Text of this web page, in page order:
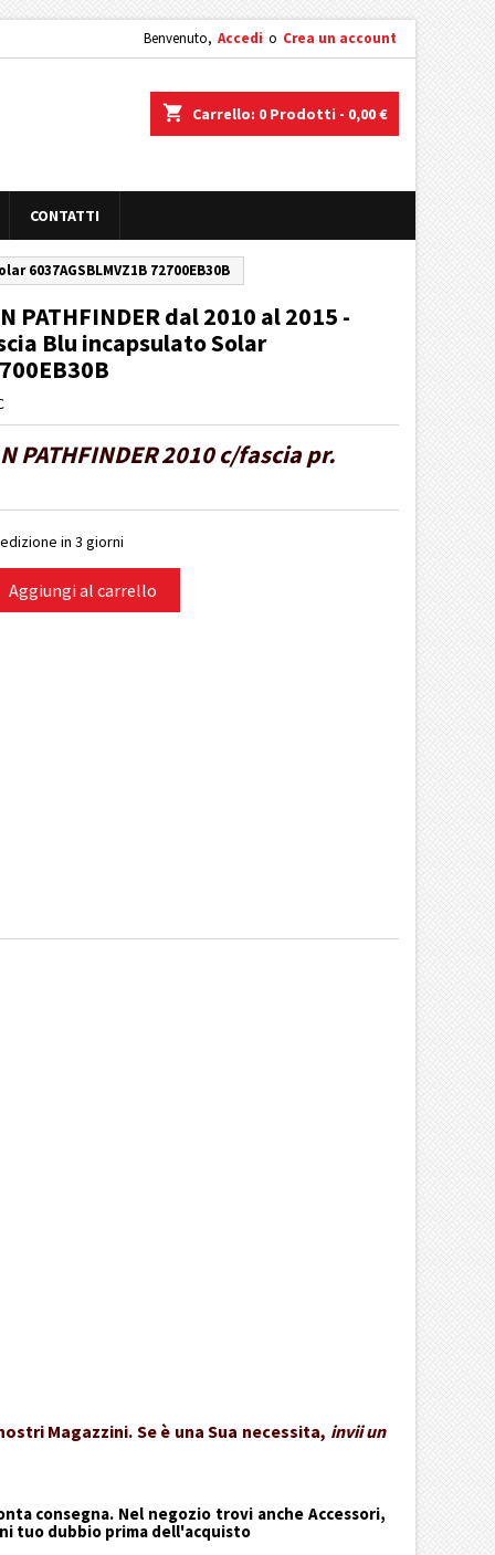
Benvenuto, Accedi o Crea un account
shopping_cart Carrello: 0 Prodotti - 0,00 €
CONTATTI
6037AGSBLMVZ1B 72700EB30B
PATHFINDER dal 2010 al 2015 -
Blu incapsulato Solar
PATHFINDER 2010 c/fascia pr.
in 3 giorni
Aggiungi al carrello
Magazzini. Se è una Sua necessita, invii un
consegna. Nel negozio trovi anche Accessori,
tuo dubbio prima dell'acquisto